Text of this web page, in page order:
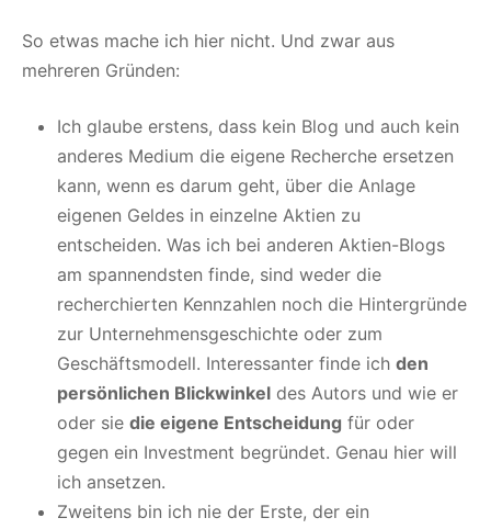
So etwas mache ich hier nicht. Und zwar aus
mehreren Gründen:
Ich glaube erstens, dass kein Blog und auch kein
anderes Medium die eigene Recherche ersetzen
kann, wenn es darum geht, über die Anlage
eigenen Geldes in einzelne Aktien zu
entscheiden. Was ich bei anderen Aktien-Blogs
am spannendsten finde, sind weder die
recherchierten Kennzahlen noch die Hintergründe
zur Unternehmensgeschichte oder zum
Geschäftsmodell. Interessanter finde ich den
persönlichen Blickwinkel des Autors und wie er
oder sie die eigene Entscheidung für oder
gegen ein Investment begründet. Genau hier will
ich ansetzen.
Zweitens bin ich nie der Erste, der ein